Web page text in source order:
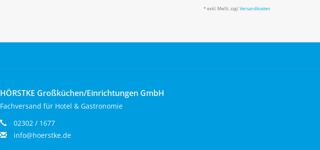
* exkl. MwSt. zzgl. Versandkosten
HÖRSTKE Großküchen/Einrichtungen GmbH
Fachversand für Hotel & Gastronomie
02302 / 1677
info@hoerstke.de